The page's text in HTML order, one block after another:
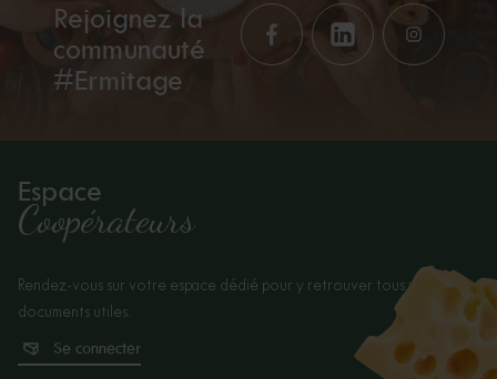
Rejoignez la
communauté
#Ermitage
Espace
Coopérateurs
Rendez-vous sur votre espace dédié pour y retrouver tous vos
documents utiles.
Se connecter